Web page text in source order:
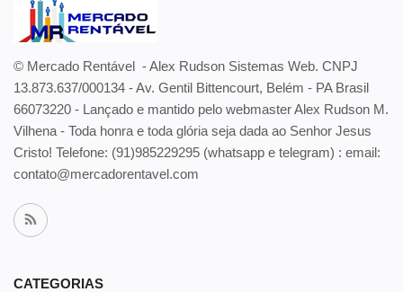
© Mercado Rentável - Alex Rudson Sistemas Web. CNPJ
13.873.637/000134 - Av. Gentil Bittencourt, Belém - PA Brasil
66073220 - Lançado e mantido pelo webmaster Alex Rudson M.
Vilhena - Toda honra e toda glória seja dada ao Senhor Jesus
Cristo! Telefone: (91)985229295 (whatsapp e telegram) : email:
contato@mercadorentavel.com
CATEGORIAS